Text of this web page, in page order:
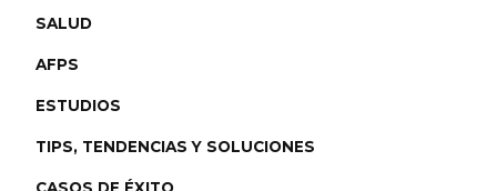
SALUD
AFPS
ESTUDIOS
TIPS, TENDENCIAS Y SOLUCIONES
CASOS DE ÉXITO